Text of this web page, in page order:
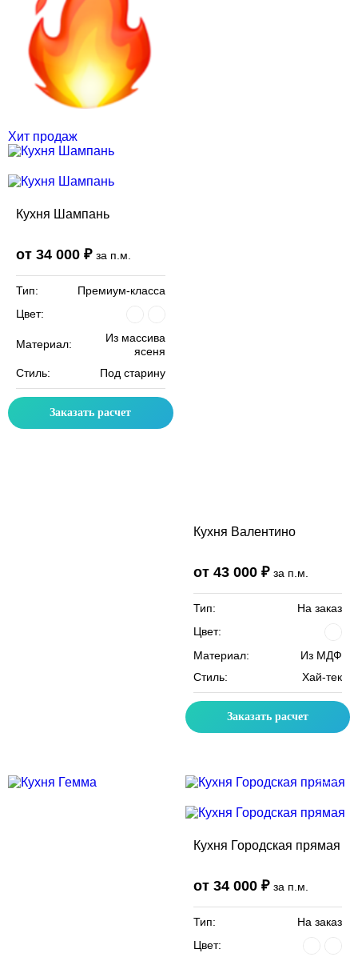
Хит продаж
Кухня Шампань
от 34 000 ₽ за п.м.
Тип:
Премиум-класса
Цвет:
Материал:
Из массива
ясеня
Стиль:
Под старину
Заказать расчет
Кухня Валентино
от 43 000 ₽ за п.м.
Тип:
На заказ
Цвет:
Материал:
Из МДФ
Стиль:
Хай-тек
Заказать расчет
Кухня Городская прямая
от 34 000 ₽ за п.м.
Тип:
На заказ
Цвет: